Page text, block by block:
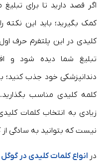
اگر قصد دارید تا برای
کمک بگیرید؛ باید این
کلیدی در این پلتفرم حرف
تبلیغ شما دیده شود و
دندانپزشکی خود جذب کنید؛
کلمه کلیدی مناسب
زیادی به انتخاب کلمات
نیست که بتوانید به سادگی از
در انواع کلمات کلیدی در گوگل